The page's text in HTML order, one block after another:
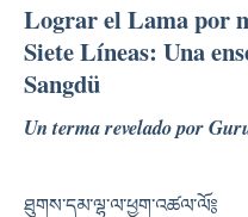
Lograr el Lama por
Siete Líneas: Una
Sangdü
Un terma revelado por
ཐུགས་དམ་ལྷ་ལ་ཕྱག་འཚལ་ལོ༔